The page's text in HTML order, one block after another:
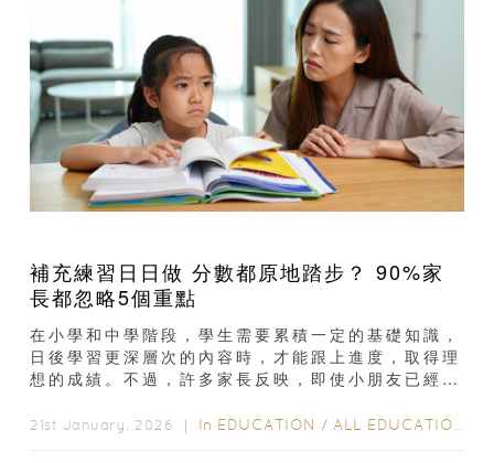
補充練習日日做 分數都原地踏步？ 90%家
長都忽略5個重點
在小學和中學階段，學生需要累積一定的基礎知識，
日後學習更深層次的內容時，才能跟上進度，取得理
想的成績。不過，許多家長反映，即使小朋友已經做
21st January, 2026 ｜ In EDUCATION / ALL EDUCATION